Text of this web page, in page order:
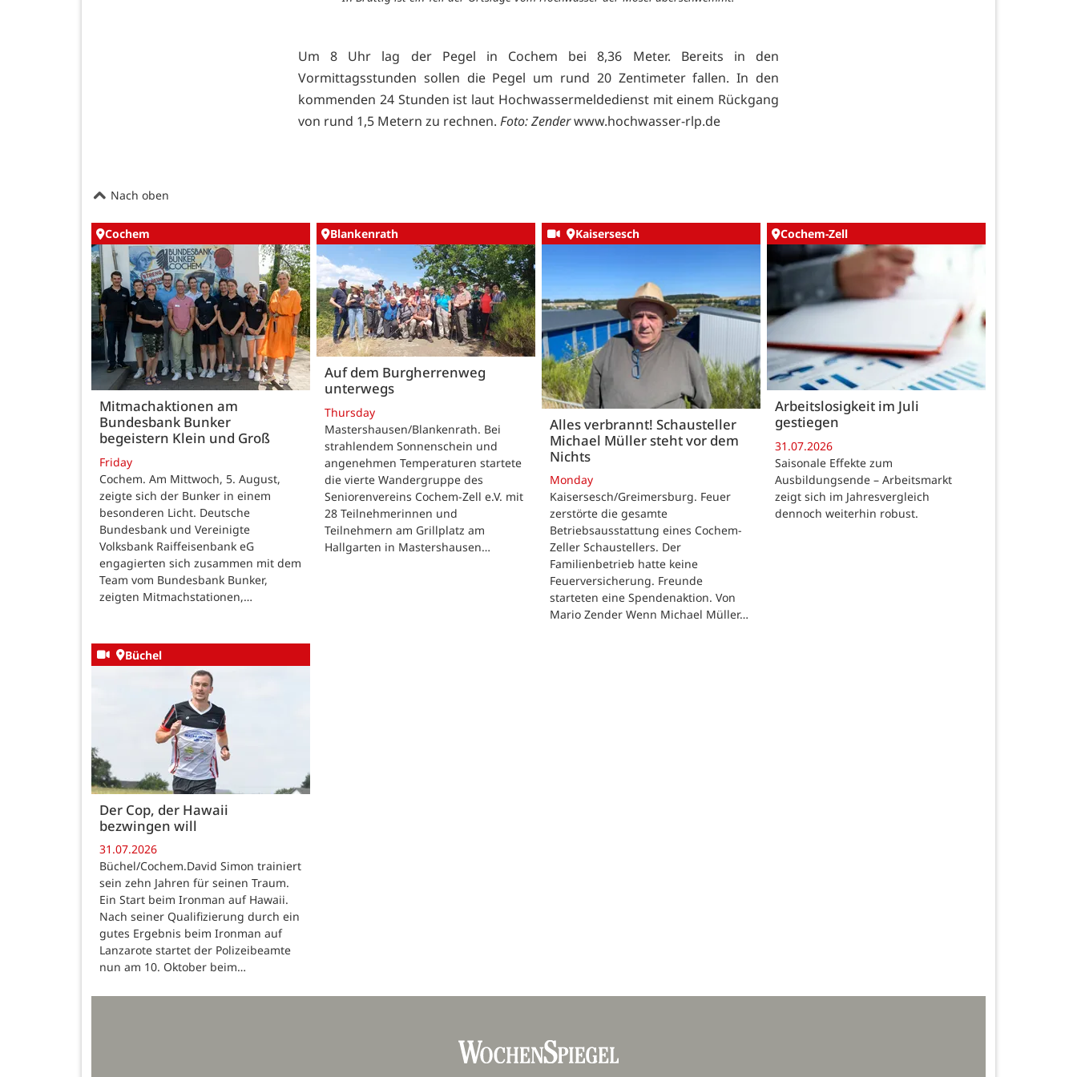
Um 8 Uhr lag der Pegel in Cochem bei 8,36 Meter. Bereits in den
Vormittagsstunden sollen die Pegel um rund 20 Zentimeter fallen. In den
kommenden 24 Stunden ist laut Hochwassermeldedienst mit einem Rückgang
von rund 1,5 Metern zu rechnen. Foto: Zenderwww.hochwasser-rlp.de
Nach oben
Cochem
Mitmachaktionen am
Bundesbank Bunker
begeistern Klein und Groß
Friday
Cochem. Am Mittwoch, 5. August,
zeigte sich der Bunker in einem
besonderen Licht. Deutsche
Bundesbank und Vereinigte
Volksbank Raiffeisenbank eG
engagierten sich zusammen mit dem
Team vom Bundesbank Bunker,
zeigten Mitmachstationen,…
Blankenrath
Auf dem Burgherrenweg
unterwegs
Thursday
Mastershausen/Blankenrath. Bei
strahlendem Sonnenschein und
angenehmen Temperaturen startete
die vierte Wandergruppe des
Seniorenvereins Cochem-Zell e.V. mit
28 Teilnehmerinnen und
Teilnehmern am Grillplatz am
Hallgarten in Mastershausen…
Kaisersesch
Alles verbrannt! Schausteller
Michael Müller steht vor dem
Nichts
Monday
Kaisersesch/Greimersburg. Feuer
zerstörte die gesamte
Betriebsausstattung eines Cochem-
Zeller Schaustellers. Der
Familienbetrieb hatte keine
Feuerversicherung. Freunde
starteten eine Spendenaktion. Von
Mario Zender Wenn Michael Müller…
Cochem-Zell
Arbeitslosigkeit im Juli
gestiegen
31.07.2026
Saisonale Effekte zum
Ausbildungsende – Arbeitsmarkt
zeigt sich im Jahresvergleich
dennoch weiterhin robust.
Büchel
Der Cop, der Hawaii
bezwingen will
31.07.2026
Büchel/Cochem.David Simon trainiert
sein zehn Jahren für seinen Traum.
Ein Start beim Ironman auf Hawaii.
Nach seiner Qualifizierung durch ein
gutes Ergebnis beim Ironman auf
Lanzarote startet der Polizeibeamte
nun am 10. Oktober beim…